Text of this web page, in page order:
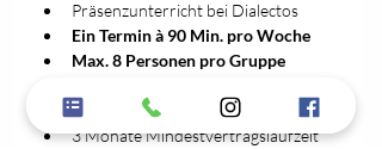
Präsenzunterricht bei Dialectos
Ein Termin à 90 Min. pro Woche
Max. 8 Personen pro Gruppe
Keine Anmeldegebühr
3 Monate Mindestvertragslaufzeit